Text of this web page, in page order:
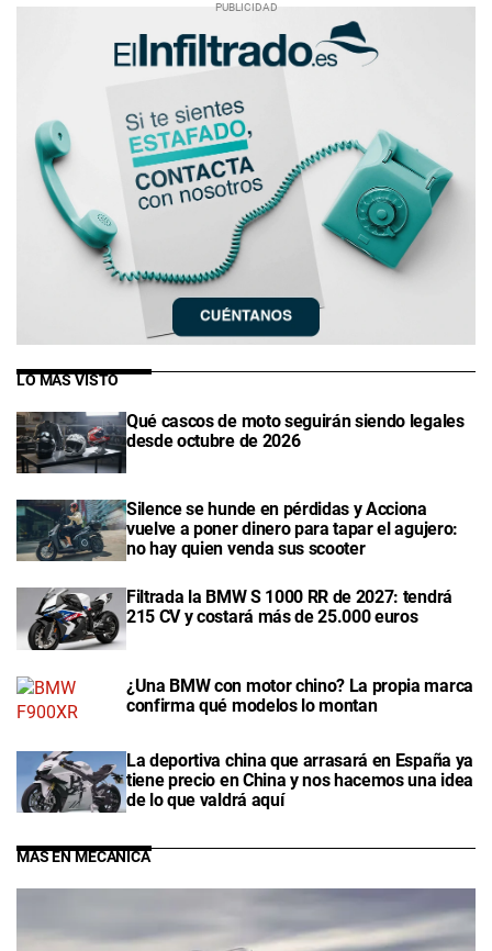
LO MÁS VISTO
Qué cascos de moto seguirán siendo legales
desde octubre de 2026
Silence se hunde en pérdidas y Acciona
vuelve a poner dinero para tapar el agujero:
no hay quien venda sus scooter
Filtrada la BMW S 1000 RR de 2027: tendrá
215 CV y costará más de 25.000 euros
¿Una BMW con motor chino? La propia marca
confirma qué modelos lo montan
La deportiva china que arrasará en España ya
tiene precio en China y nos hacemos una idea
de lo que valdrá aquí
MÁS EN MECÁNICA